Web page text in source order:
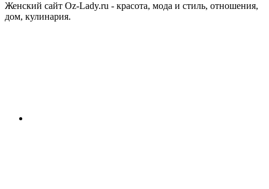
Женский сайт Oz-Lady.ru - красота, мода и стиль, отношения,
дом, кулинария.